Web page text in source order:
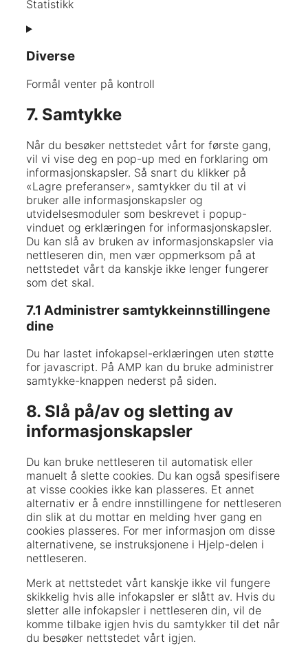
Statistikk
Consent
service
analytics
Diverse
Formål venter på kontroll
Consent
to
diverse
7. Samtykke
Når du besøker nettstedet vårt for første gang,
vil vi vise deg en pop-up med en forklaring om
informasjonskapsler. Så snart du klikker på
«Lagre preferanser», samtykker du til at vi
bruker alle informasjonskapsler og
utvidelsesmoduler som beskrevet i popup-
vinduet og erklæringen for informasjonskapsler.
Du kan slå av bruken av informasjonskapsler via
nettleseren din, men vær oppmerksom på at
nettstedet vårt da kanskje ikke lenger fungerer
som det skal.
7.1 Administrer samtykkeinnstillingene
dine
Du har lastet infokapsel-erklæringen uten støtte
for javascript. På AMP kan du bruke administrer
samtykke-knappen nederst på siden.
8. Slå på/av og sletting av
informasjonskapsler
Du kan bruke nettleseren til automatisk eller
manuelt å slette cookies. Du kan også spesifisere
at visse cookies ikke kan plasseres. Et annet
alternativ er å endre innstillingene for nettleseren
din slik at du mottar en melding hver gang en
cookies plasseres. For mer informasjon om disse
alternativene, se instruksjonene i Hjelp-delen i
nettleseren.
Merk at nettstedet vårt kanskje ikke vil fungere
skikkelig hvis alle infokapsler er slått av. Hvis du
sletter alle infokapsler i nettleseren din, vil de
komme tilbake igjen hvis du samtykker til det når
du besøker nettstedet vårt igjen.